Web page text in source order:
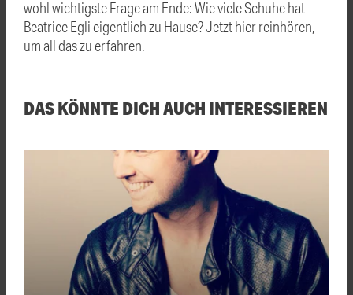
wohl wichtigste Frage am Ende: Wie viele Schuhe hat
Beatrice Egli eigentlich zu Hause? Jetzt hier reinhören,
um all das zu erfahren.
DAS KÖNNTE DICH AUCH INTERESSIEREN